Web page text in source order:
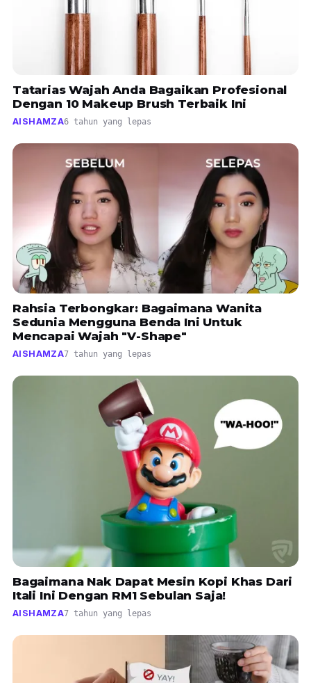
Tatarias Wajah Anda Bagaikan Profesional
Dengan 10 Makeup Brush Terbaik Ini
AISHAMZA6 tahun yang lepas
Rahsia Terbongkar: Bagaimana Wanita
Sedunia Mengguna Benda Ini Untuk
Mencapai Wajah "V-Shape"
AISHAMZA7 tahun yang lepas
Bagaimana Nak Dapat Mesin Kopi Khas Dari
Itali Ini Dengan RM1 Sebulan Saja!
AISHAMZA7 tahun yang lepas